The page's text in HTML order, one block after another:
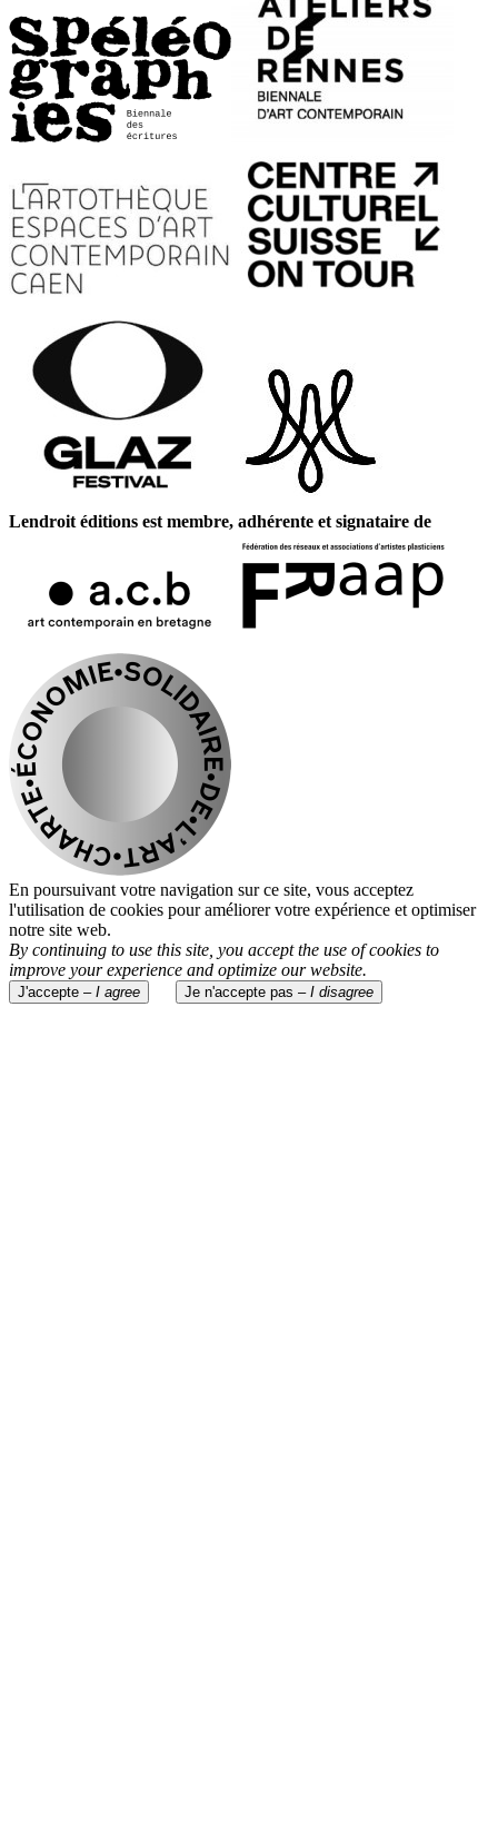
Lendroit éditions est membre, adhérente et signataire de
En poursuivant votre navigation sur ce site, vous acceptez
l'utilisation de cookies pour améliorer votre expérience et optimiser
notre site web.
By continuing to use this site, you accept the use of cookies to
improve your experience and optimize our website.
J'accepte – I agree Je n'accepte pas – I disagree